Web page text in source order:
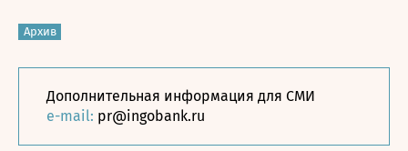
Архив
Дополнительная информация для СМИ
e-mail: pr@ingobank.ru